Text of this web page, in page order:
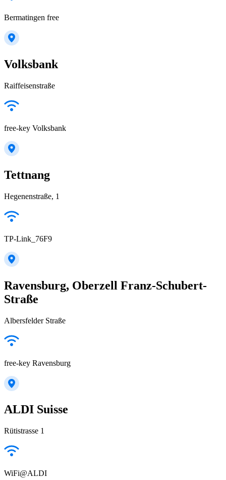
Bermatingen free
Volksbank
Raiffeisenstraße
free-key Volksbank
Tettnang
Hegenenstraße, 1
TP-Link_76F9
Ravensburg, Oberzell Franz-Schubert-
Straße
Albersfelder Straße
free-key Ravensburg
ALDI Suisse
Rütistrasse 1
WiFi@ALDI